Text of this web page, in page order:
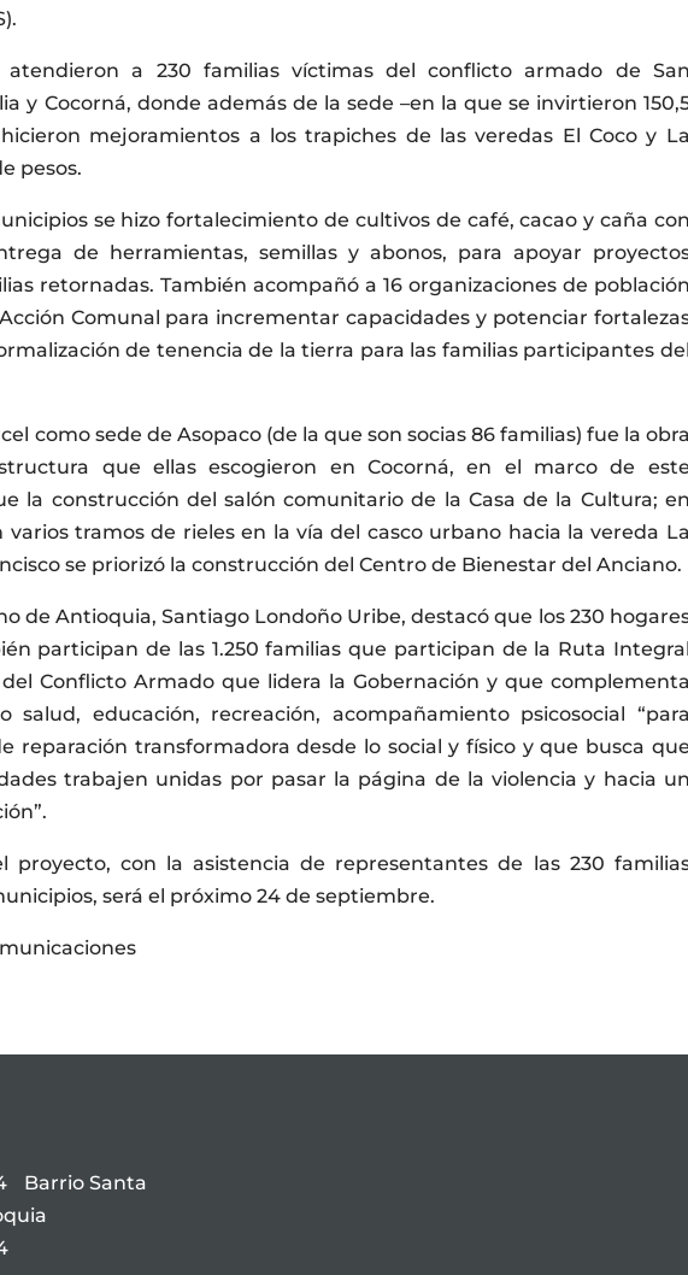
a 230 familias víctimas del conflicto armado de San
y Cocorná, donde además de la sede –en la que se invirtieron
mejoramientos a los trapiches de las veredas El Coco y La
pesos.
se hizo fortalecimiento de cultivos de café, cacao y caña con
de herramientas, semillas y abonos, para apoyar
retornadas. También acompañó a 16 organizaciones de población
Comunal para incrementar capacidades y potenciar
de tenencia de la tierra para las familias participantes del
como sede de Asopaco (de la que son socias 86 familias) fue la obra
que ellas escogieron en Cocorná, en el marco de este
la construcción del salón comunitario de la Casa de la Cultura; en
tramos de rieles en la vía del casco urbano hacia la vereda La
se priorizó la construcción del Centro de Bienestar del Anciano.
de Antioquia, Santiago Londoño Uribe, destacó que los 230
participan de las 1.250 familias que participan de la Ruta Integral
Conflicto Armado que lidera la Gobernación y que complementa
salud, educación, recreación, acompañamiento psicosocial “para
reparación transformadora desde lo social y físico y que busca que
trabajen unidas por pasar la página de la violencia y hacia un
proyecto, con la asistencia de representantes de las 230
será el próximo 24 de septiembre.
Barrio Santa